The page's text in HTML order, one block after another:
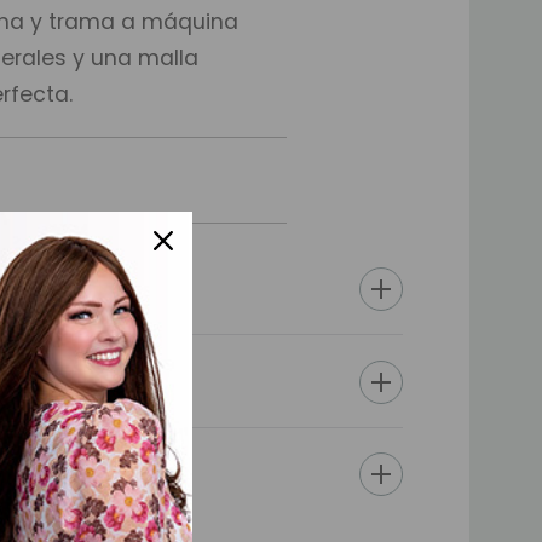
y trama a máquina
y una malla